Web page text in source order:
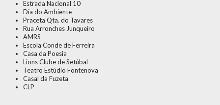
Estrada Nacional 10
Dia do Ambiente
Praceta Qta. do Tavares
Rua Arronches Junqueiro
AMRS
Escola Conde de Ferreira
Casa da Poesia
Lions Clube de Setúbal
Teatro Estúdio Fontenova
Casal da Fuzeta
CLP